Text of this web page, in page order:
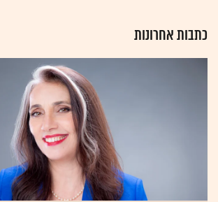
ביסוס וחיזוק התרבות הישראלית, למתן ביטוי
עומד ניצן חן אשר הינו נציגו של שר התקשורת,
עסוקיו הינו טיפול בענייני המועצה ובתפקידיה.
מתחומי עסוק וענין שונים כאשר שבעה מתוכם הינם
חברים הינם נציגי משרדי ממשלה שונים. למועצה
המועצה מתכנסת בדרך כלל בתדירות של אחת
כתבות אחרונות